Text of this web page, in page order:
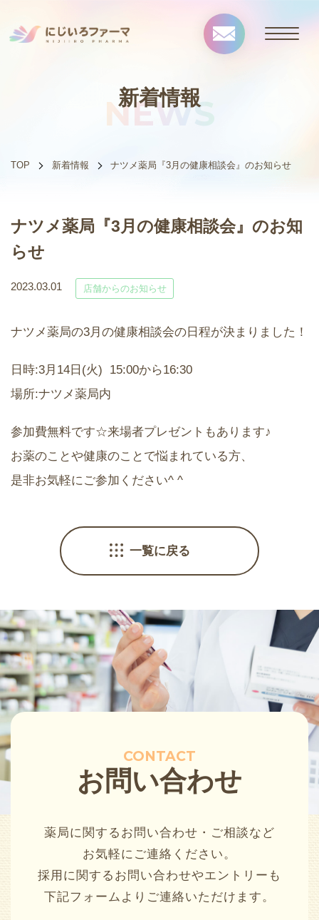
新着情報
NEWS
TOP 新着情報 ナツメ薬局『3月の健康相談会』のお知らせ
ナツメ薬局『3月の健康相談会』のお知
らせ
2023.03.01 店舗からのお知らせ
ナツメ薬局の3月の健康相談会の日程が決まりました！
日時:3月14日(火) 15:00から16:30
場所:ナツメ薬局内
参加費無料です☆来場者プレゼントもあります♪
お薬のことや健康のことで悩まれている方、
是非お気軽にご参加ください^ ^
一覧に戻る
CONTACT
お問い合わせ
薬局に関するお問い合わせ・ご相談など
お気軽にご連絡ください。
採用に関するお問い合わせやエントリーも
下記フォームよりご連絡いただけます。